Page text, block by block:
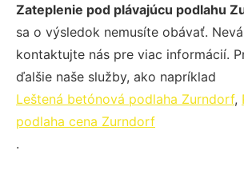
Zateplenie pod plávajúcu podlahu
sa o výsledok nemusíte obávať.
kontaktujte nás pre viac informácií.
ďalšie naše služby, ako napríklad
Leštená betónová podlaha Zurndorf,
podlaha cena Zurndorf
.